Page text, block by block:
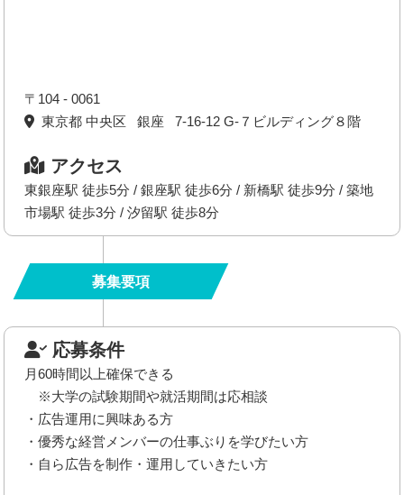
〒104 - 0061
東京都 中央区 銀座 7-16-12 G-７ビルディング８階
アクセス
東銀座駅 徒歩5分 / 銀座駅 徒歩6分 / 新橋駅 徒歩9分 / 築地
市場駅 徒歩3分 / 汐留駅 徒歩8分
募集要項
応募条件
月60時間以上確保できる
※大学の試験期間や就活期間は応相談
・広告運用に興味ある方
・優秀な経営メンバーの仕事ぶりを学びたい方
・自ら広告を制作・運用していきたい方